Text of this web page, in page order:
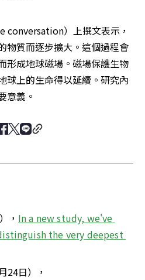
conversation）上撰文表示，
物質而逐步擴大。這個過程會
形成地球磁場。磁場保護生物
球上的生命得以延續。研究內
意義。
， In a new study, we've
the very deepest
24日），